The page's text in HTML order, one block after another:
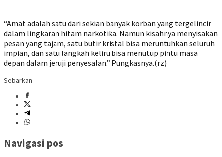
“Amat adalah satu dari sekian banyak korban yang tergelincir
dalam lingkaran hitam narkotika. Namun kisahnya menyisakan
pesan yang tajam, satu butir kristal bisa meruntuhkan seluruh
impian, dan satu langkah keliru bisa menutup pintu masa
depan dalam jeruji penyesalan.” Pungkasnya.(rz)
Sebarkan
Navigasi pos